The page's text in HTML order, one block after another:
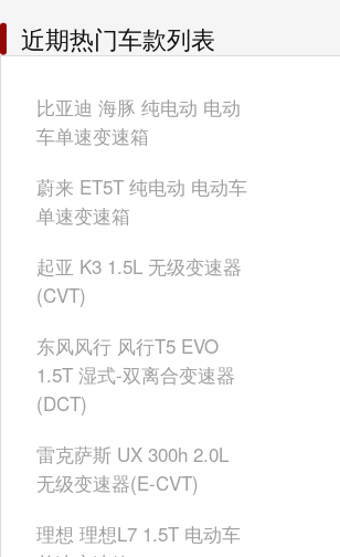
近期热门车款列表
比亚迪 海豚 纯电动 电动
车单速变速箱
蔚来 ET5T 纯电动 电动车
单速变速箱
起亚 K3 1.5L 无级变速器
(CVT)
东风风行 风行T5 EVO
1.5T 湿式-双离合变速器
(DCT)
雷克萨斯 UX 300h 2.0L
无级变速器(E-CVT)
理想 理想L7 1.5T 电动车